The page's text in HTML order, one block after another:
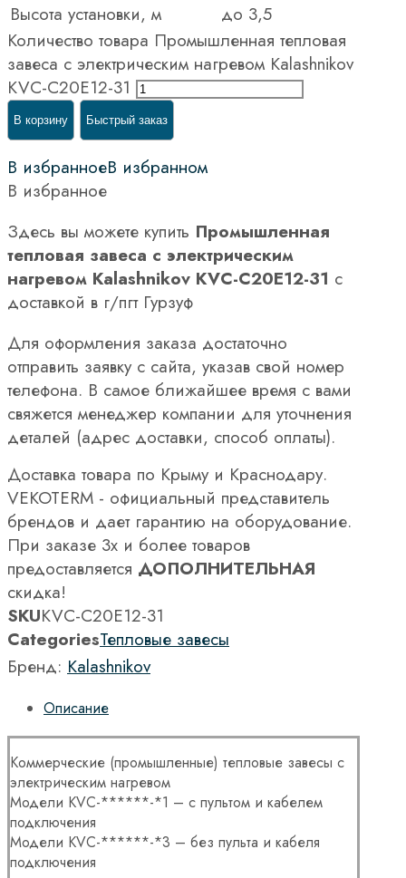
Высота установки, м
до 3,5
Количество товара Промышленная тепловая
завеса с электрическим нагревом Kalashnikov
KVС-C20E12-31
В корзину Быстрый заказ
В избранноеВ избранном
В избранное
Здесь вы можете купить Промышленная
тепловая завеса с электрическим
нагревом Kalashnikov KVС-C20E12-31 с
доставкой в г/пгт Гурзуф
Для оформления заказа достаточно
отправить заявку с сайта, указав свой номер
телефона. В самое ближайшее время с вами
свяжется менеджер компании для уточнения
деталей (адрес доставки, способ оплаты).
Доставка товара по Крыму и Краснодару.
VEKOTERM - официальный представитель
брендов и дает гарантию на оборудование.
При заказе 3х и более товаров
предоставляется ДОПОЛНИТЕЛЬНАЯ
скидка!
SKUKVС-C20E12-31
CategoriesТепловые завесы
Бренд: Kalashnikov
Описание
Коммерческие (промышленные) тепловые завесы с
электрическим нагревом
Модели KVC-******-*1 – с пультом и кабелем
подключения
Модели KVC-******-*3 – без пульта и кабеля
подключения